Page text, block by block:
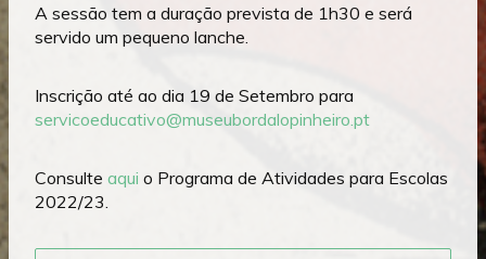
A sessão tem a duração prevista de 1h30 e será
servido um pequeno lanche.
Inscrição até ao dia 19 de Setembro para
servicoeducativo@museubordalopinheiro.pt
Consulte aqui o Programa de Atividades para Escolas
2022/23.